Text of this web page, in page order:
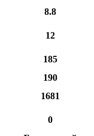
8.8
12
185
190
1681
0